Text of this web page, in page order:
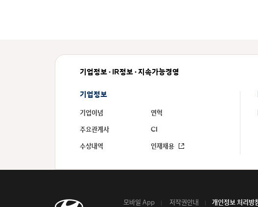
기업정보 · IR정보 · 지속가능경영
기업정보
기업이념 연혁
주요관계사 CI
수상내역 인재채용
모바일 App 저작권안내 개인정보 처리방